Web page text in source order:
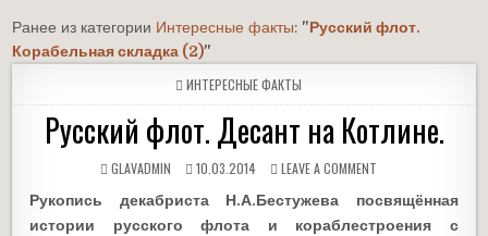
Ранее из категории Интересные факты: "Русский флот.
Корабельная складка (2)"
POSTED
IN
ИНТЕРЕСНЫЕ ФАКТЫ
Русский флот. Десант на Котлине.
GLAVADMIN 10.03.2014 LEAVE A COMMENT
Рукопись декабриста Н.А.Бестужева посвящённая
истории русского флота и кораблестроения с